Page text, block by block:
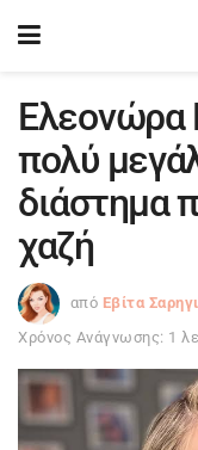
Eλεονώρα
πολύ
διάστημα
χαζή
από Εβίτα
Χρόνος Ανάγνωσης: 1